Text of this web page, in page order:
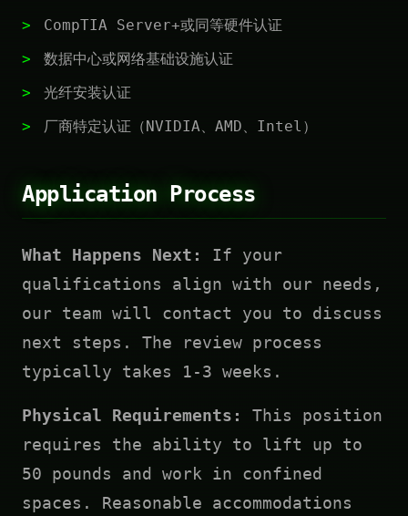
CompTIA Server+或同等硬件认证
数据中心或网络基础设施认证
光纤安装认证
厂商特定认证（NVIDIA、AMD、Intel）
Application Process
What Happens Next:
If your
qualifications align with our needs,
our team will contact you to discuss
next steps. The review process
typically takes 1-3 weeks.
Physical Requirements:
This position
requires the ability to lift up to
50 pounds and work in confined
spaces. Reasonable accommodations